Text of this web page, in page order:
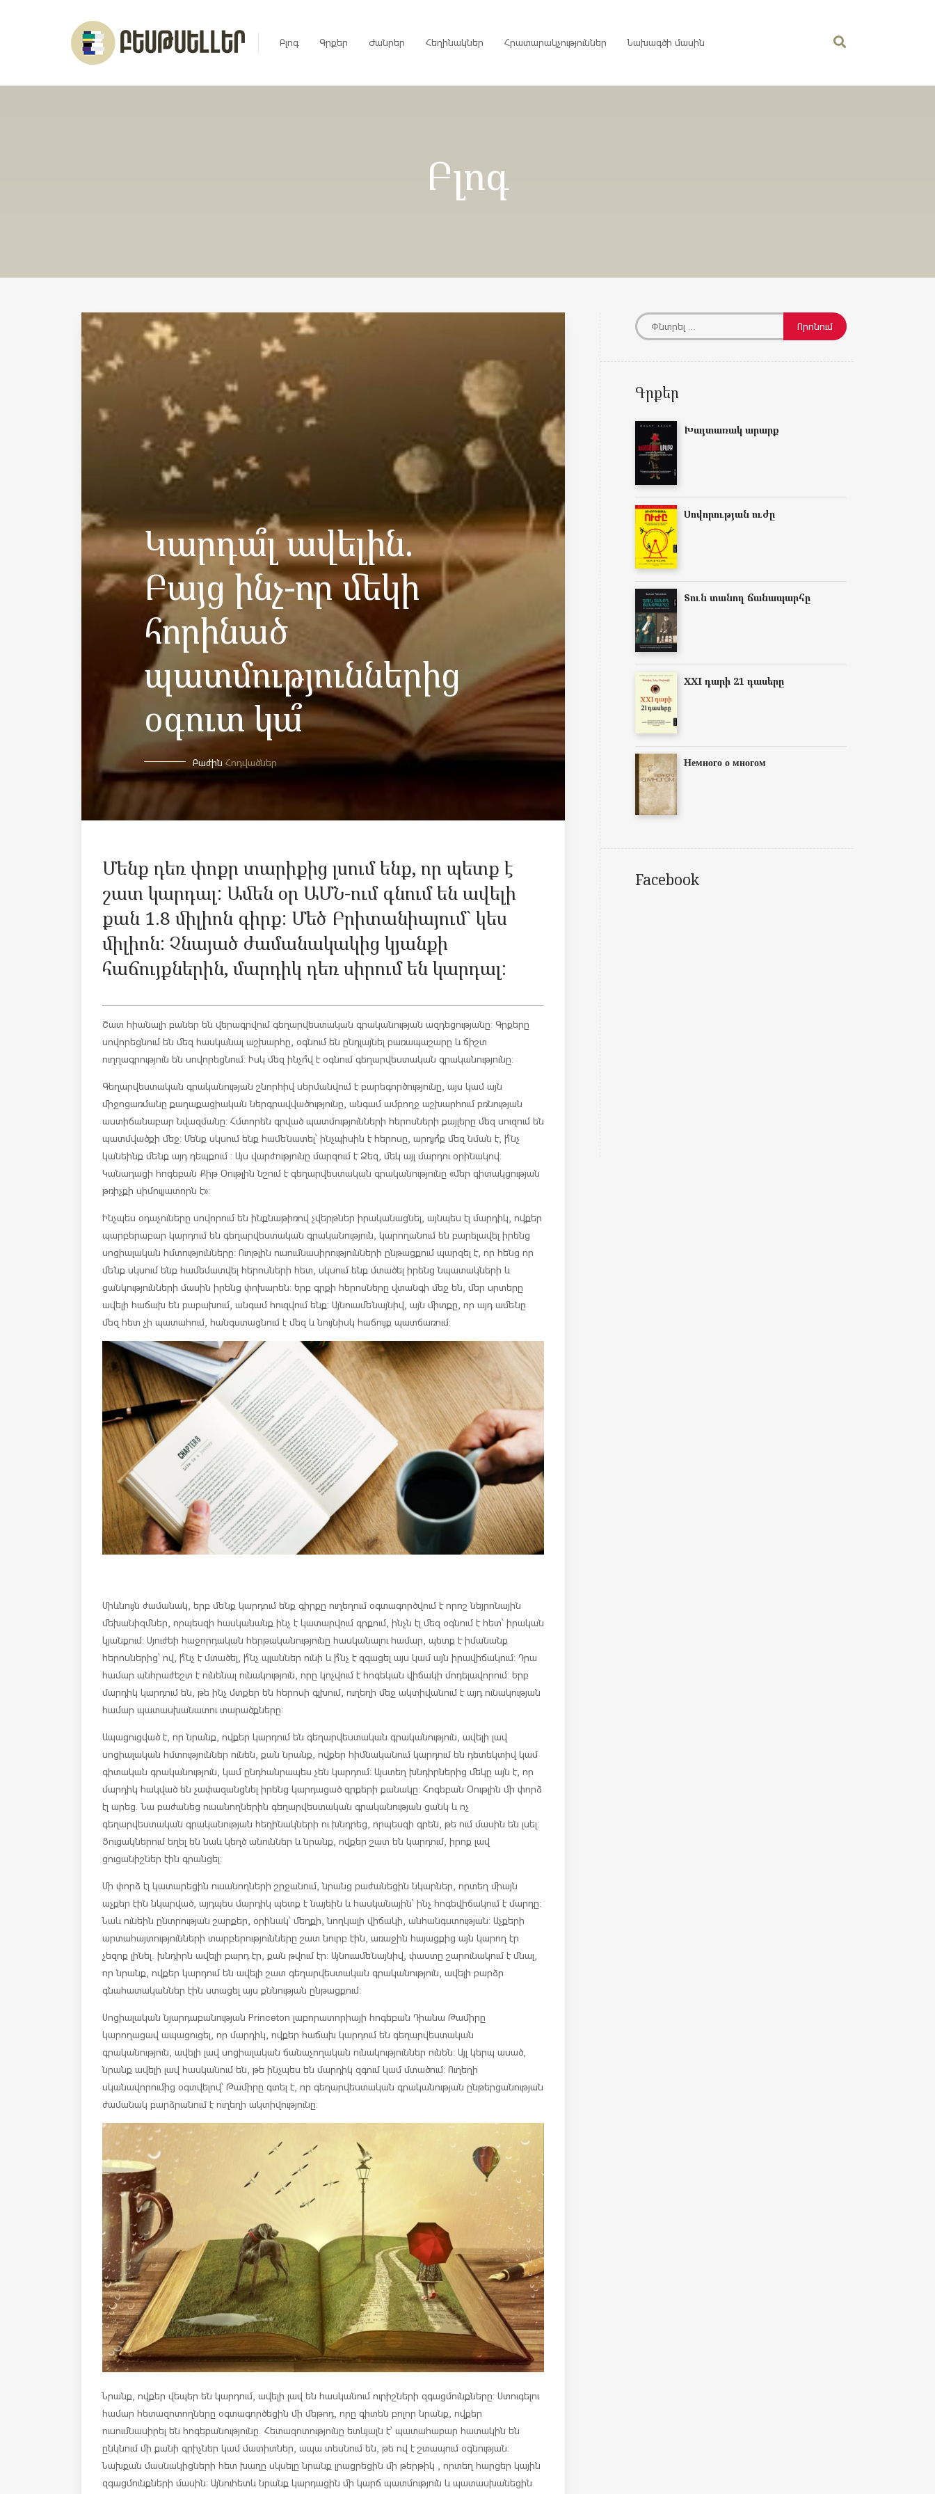
Բլոգ Գրքեր Ժանրեր Հեղինակներ Հրատարակչություններ Նախագծի մասին
Բլոգ
Կարդա՞լ ավելին.
Բայց ինչ-որ մեկի
հորինած
պատմություններից
օգուտ կա՞
Բաժին Հոդվածներ
Մենք դեռ փոքր տարիքից լսում ենք, որ պետք է
շատ կարդալ: Ամեն օր ԱՄՆ-ում գնում են ավելի
քան 1.8 միլիոն գիրք: Մեծ Բրիտանիայում` կես
միլիոն: Չնայած ժամանակակից կյանքի
հաճույքներին, մարդիկ դեռ սիրում են կարդալ:
Շատ հիանալի բաներ են վերագրվում գեղարվեստական գրականության ազդեցությանը: Գրքերը
սովորեցնում են մեզ հասկանալ աշխարհը, օգնում են ընդլայնել բառապաշարը և ճիշտ
ուղղագրություն են սովորեցնում: Իսկ մեզ ինչո՞վ է օգնում գեղարվեստական գրականությունը:
Գեղարվեստական գրականության շնորհիվ սերմանվում է բարեգործությունը, այս կամ այն
միջոցառմանը քաղաքացիական ներգրավվածությունը, անգամ ամբողջ աշխարհում բռնության
աստիճանաբար նվազմանը: Հմտորեն գրված պատմությունների հերոսների քայլերը մեզ սուզում են
պատմվածքի մեջ: Մենք սկսում ենք համենատել՝ ինչպիսին է հերոսը, արդյո՞ք մեզ նման է, ի՞նչ
կանեինք մենք այդ դեպքում : Այս վարժությունը մարզում է Ձեզ, մեկ այլ մարդու օրինակով:
Կանադացի հոգեբան Քիթ Օութլին նշում է գեղարվեստական գրականությունը «մեր գիտակցության
թռիչքի սիմուլյատորն է»:
Ինչպես օդաչուները սովորում են ինքնաթիռով չվերթներ իրականացնել, այնպես էլ մարդիկ, ովքեր
պարբերաբար կարդում են գեղարվեստական գրականություն, կարողանում են բարելավել իրենց
սոցիալական հմտությունները: Ուոթլին ուսումնասիրությունների ընթացքում պարզել է, որ հենց որ
մենք սկսում ենք համեմատվել հերոսների հետ, սկսում ենք մտածել իրենց նպատակների և
ցանկությունների մասին իրենց փոխարեն: Երբ գրքի հերոսները վտանգի մեջ են, մեր սրտերը
ավելի հաճախ են բաբախում, անգամ հուզվում ենք: Այնուամենայնիվ, այն միտքը, որ այդ ամենը
մեզ հետ չի պատահում, հանգստացնում է մեզ և նույնիսկ հաճույք պատճառում:
Միևնույն ժամանակ, երբ մենք կարդում ենք գիրքը ուղեղում օգտագործվում է որոշ նեյրոնային
մեխանիզմներ, որպեսզի հասկանանք ինչ է կատարվում գրքում, ինչն էլ մեզ օգնում է հետ՝ իրական
կյանքում: Սյուժեի հաջորդական հերթականությունը հասկանալու համար, պետք է իմանանք
հերոսներից՝ ով, ի՞նչ է մտածել, ի՞նչ պլաններ ունի և ի՞նչ է զգացել այս կամ այն իրավիճակում: Դրա
համար անհրաժեշտ է ունենալ ունակություն, որը կոչվում է հոգեկան վիճակի մոդելավորում: Երբ
մարդիկ կարդում են, թե ինչ մտքեր են հերոսի գլխում, ուղեղի մեջ ակտիվանում է այդ ունակության
համար պատասխանատու տարածքները:
Ապացուցված է, որ նրանք, ովքեր կարդում են գեղարվեստական գրականություն, ավելի լավ
սոցիալական հմտություններ ունեն, քան նրանք, ովքեր հիմնականում կարդում են դետեկտիվ կամ
գիտական գրականություն, կամ ընդհանրապես չեն կարդում: Այստեղ խնդիրներից մեկը այն է, որ
մարդիկ հակված են չափազանցնել իրենց կարդացած գրքերի քանակը: Հոգեբան Օութլին մի փորձ
էլ արեց. Նա բաժանեց ուսանողներին գեղարվեստական գրականության ցանկ և ոչ
գեղարվեստական գրականության հեղինակների ու խնդրեց, որպեսզի գրեն, թե ում մասին են լսել:
Ցուցակներում եղել են նաև կեղծ անուններ և նրանք, ովքեր շատ են կարդում, իրոք լավ
ցուցանիշներ էին գրանցել:
Մի փորձ էլ կատարեցին ուսանողների շրջանում, նրանց բաժանեցին նկարներ, որտեղ միայն
աչքեր էին նկարված, այդպես մարդիկ պետք է նայեին և հասկանային՝ ինչ հոգեվիճակում է մարդը:
Նաև ունեին ընտրության շարքեր, օրինակ՝ մեղքի, նողկալի վիճակի, անհանգստության: Աչքերի
արտահայտությունների տարբերությունները շատ նուրբ էին, առաջին հայացքից այն կարող էր
չեզոք լինել. խնդիրն ավելի բարդ էր, քան թվում էր: Այնուամենայնիվ, փաստը շարունակում է մնալ,
որ նրանք, ովքեր կարդում են ավելի շատ գեղարվեստական ​​գրականություն, ավելի բարձր
գնահատականներ էին ստացել այս քննության ընթացքում:
Սոցիալական նյարդաբանության Princeton լաբորատորիայի հոգեբան Դիանա Թամիրը
կարողացավ ապացուցել, որ մարդիկ, ովքեր հաճախ կարդում են գեղարվեստական
գրականություն, ավելի լավ սոցիալական ճանաչողական ունակություններ ունեն: Այլ կերպ ասած,
նրանք ավելի լավ հասկանում են, թե ինչպես են մարդիկ զգում կամ մտածում: Ուղեղի
սկանավորումից օգտվելով՝ Թամիրը գտել է, որ գեղարվեստական գրականության​​ ընթերցանության
ժամանակ բարձրանում է ուղեղի ակտիվությունը:
Նրանք, ովքեր վեպեր են կարդում, ավելի լավ են հասկանում ուրիշների զգացմունքները: Ստուգելու
համար հետազոտողները օգտագործեցին մի մեթոդ, որը գիտեն բոլոր նրանք, ովքեր
ուսումնասիրել են հոգեբանությունը. Հետազոտությունը ետևյալն է՝ պատահաբար հատակին են
ընկնում մի քանի գրիչներ կամ մատիտներ, ապա տեսնում են, թե ով է շտապում օգնության:
Նախքան մասնակիցների հետ խաղը սկսելը նրանք լրացրեցին մի թերթիկ , որտեղ հարցեր կային
զգացմունքների մասին: Այնուհետև նրանք կարդացին մի կարճ պատմություն և պատասխանեցին
Գրքեր
Խայտառակ արարք
Սովորության ուժը
Տուն տանող ճանապարհը
XXI դարի 21 դասերը
Немного о многом
Facebook